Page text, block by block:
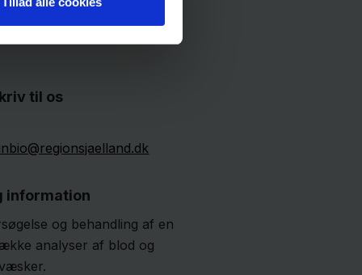
til os
information
og behandling af en
analyser af blod og